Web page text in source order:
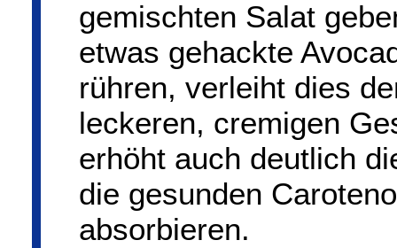
gemischten Salat
etwas gehackte
rühren, verleiht dies
leckeren, cremigen
erhöht auch deutlich
die gesunden
absorbieren.